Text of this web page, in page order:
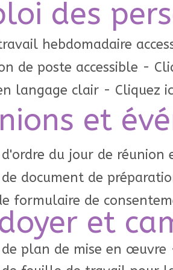
des
hebdomadaire
de poste accessible -
langage clair - Cliquez
et
d'ordre du jour de
de document de
formulaire de
et
de plan de mise en œuvre